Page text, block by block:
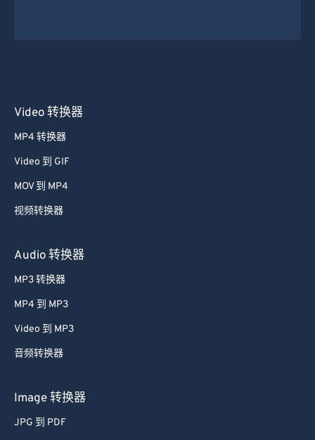
Video 转换器
MP4 转换器
Video 到 GIF
MOV 到 MP4
视频转换器
Audio 转换器
MP3 转换器
MP4 到 MP3
Video 到 MP3
音频转换器
Image 转换器
JPG 到 PDF